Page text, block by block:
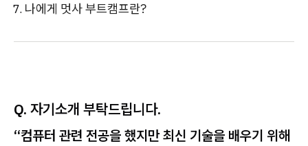
나에게 멋사 부트캠프란?
Q. 자기소개 부탁드립니다.
“컴퓨터 관련 전공을 했지만 최신 기술을 배우기 위해